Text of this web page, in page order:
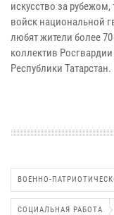
искусство за
войск национальной
любят жители более
коллектив
Республики Татарстан.
ВОЕННО-
СОЦИАЛЬНАЯ РАБОТА